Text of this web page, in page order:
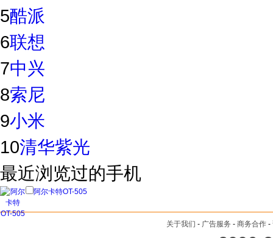
5酷派
6联想
7中兴
8索尼
9小米
10清华紫光
最近浏览过的手机
阿尔卡特OT-505
关于我们 - 广告服务 - 商务合作 -